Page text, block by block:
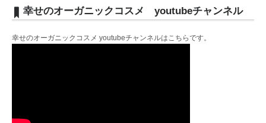
幸せのオーガニックコスメ youtubeチャンネル
幸せのオーガニックコスメ youtubeチャンネルはこちらです。